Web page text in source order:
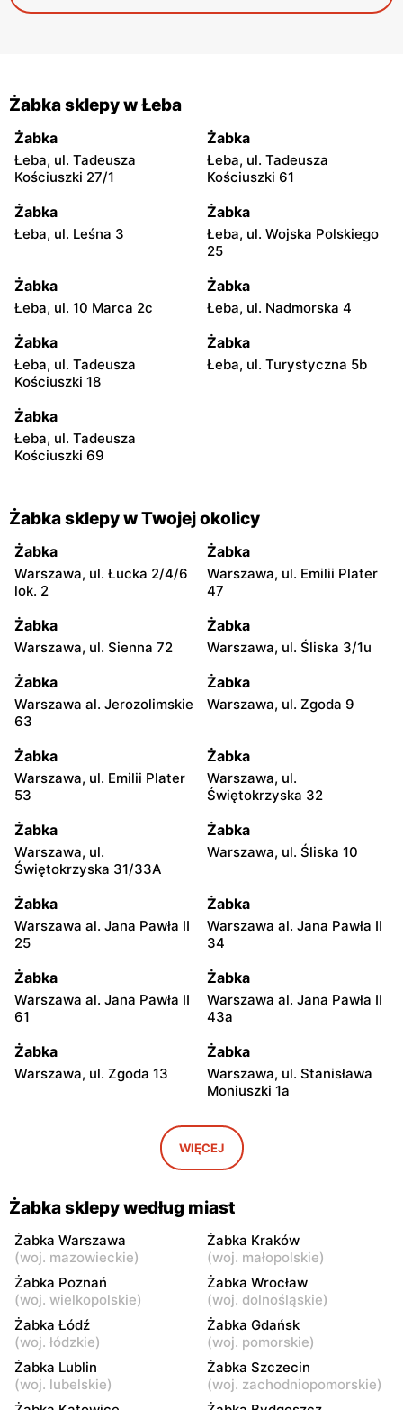
Żabka sklepy w Łeba
Żabka
Łeba, ul. Tadeusza
Kościuszki 27/1
Żabka
Łeba, ul. Tadeusza
Kościuszki 61
Żabka
Łeba, ul. Leśna 3
Żabka
Łeba, ul. Wojska Polskiego
25
Żabka
Łeba, ul. 10 Marca 2c
Żabka
Łeba, ul. Nadmorska 4
Żabka
Łeba, ul. Tadeusza
Kościuszki 18
Żabka
Łeba, ul. Turystyczna 5b
Żabka
Łeba, ul. Tadeusza
Kościuszki 69
Żabka sklepy w Twojej okolicy
Żabka
Warszawa, ul. Łucka 2/4/6
lok. 2
Żabka
Warszawa, ul. Emilii Plater
47
Żabka
Warszawa, ul. Sienna 72
Żabka
Warszawa, ul. Śliska 3/1u
Żabka
Warszawa al. Jerozolimskie
63
Żabka
Warszawa, ul. Zgoda 9
Żabka
Warszawa, ul. Emilii Plater
53
Żabka
Warszawa, ul.
Świętokrzyska 32
Żabka
Warszawa, ul.
Świętokrzyska 31/33A
Żabka
Warszawa, ul. Śliska 10
Żabka
Warszawa al. Jana Pawła II
25
Żabka
Warszawa al. Jana Pawła II
34
Żabka
Warszawa al. Jana Pawła II
61
Żabka
Warszawa al. Jana Pawła II
43a
Żabka
Warszawa, ul. Zgoda 13
Żabka
Warszawa, ul. Stanisława
Moniuszki 1a
Świętokrzyska 0 Stacja
Żabka
Warszawa, ul. Grzybowska
5
Żabka
Łódź, ul. Żurawia 14
Żabka
Warszawa, ul. Żurawia 18
Żabka
Warszawa, ul. Chmielna 35
Żabka
Warszawa, ul. Chmielna
104
Żabka
Warszawa, ul. Grzybowska
2
Żabka
Warszawa, ul. Złota 69
WIĘCEJ
Żabka sklepy według miast
Żabka Warszawa
(woj. mazowieckie)
Żabka Kraków
(woj. małopolskie)
Żabka Poznań
(woj. wielkopolskie)
Żabka Wrocław
(woj. dolnośląskie)
Żabka Łódź
(woj. łódzkie)
Żabka Gdańsk
(woj. pomorskie)
Żabka Lublin
(woj. lubelskie)
Żabka Szczecin
(woj. zachodniopomorskie)